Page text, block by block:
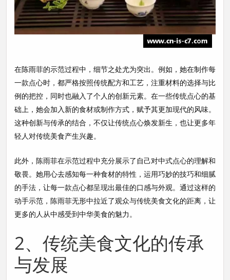
在陈雨菲的示范过程中，细节之处尤为突出。例如，她在制作每
一款点心时，都严格按照传统配方和工艺，注重材料的选择与比
例的把控，同时也融入了个人的创新元素。在一些传统点心的基
础上，她会加入新的食材或制作方式，赋予其更加现代的风味。
这种创新与传承的结合，不仅让传统点心焕发新生，也让更多年
轻人对传统美食产生兴趣。
此外，陈雨菲在示范过程中充分展示了自己对中式点心的理解和
敬畏。她用心去感知每一种食材的特性，运用巧妙的技巧和细腻
的手法，让每一款点心都呈现出最佳的口感与外观。通过这样的
动手示范，陈雨菲无形中拉近了观众与传统美食文化的距离，让
更多的人从中感受到中华美食的魅力。
2、传统美食文化的传承
与发展